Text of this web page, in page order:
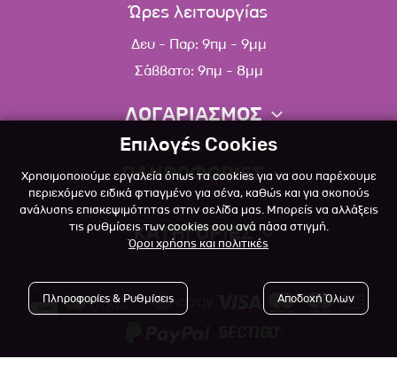
Ώρες λειτουργίας
Δευ - Παρ: 9πμ - 9μμ
Σάββατο: 9πμ - 8μμ
ΛΟΓΑΡΙΑΣΜΟΣ
Πληροφορίες λογαριασμού
Λίστα αγαπημένων
Πολιτική επιστροφών
ΠΛΗΡΟΦΟΡΙΕΣ
Σχετικά
Επικοινωνία
Blog
Όροι Χρήσης
Πολιτική Απορρήτου
ΚΑΤΗΓΟΡΙΕΣ
Επιλογές Cookies
Χρησιμοποιούμε εργαλεία όπως τα cookies για να σου παρέχουμε
περιεχόμενο ειδικά φτιαγμένο για σένα, καθώς και για σκοπούς
ανάλυσης επισκεψιμότητας στην σελίδα μας. Μπορείς να αλλάξεις
τις ρυθμίσεις των cookies σου ανά πάσα στιγμή.
Όροι χρήσης και πολιτικές
Πληροφορίες & Ρυθμίσεις Αποδοχή Όλων